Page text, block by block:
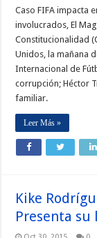
Caso FIFA impacta
involucrados, El
Constitucionalidad
Unidos, la mañana
Internacional de
corrupción; Héctor
familiar.
Leer Más »
Kike
Presenta su